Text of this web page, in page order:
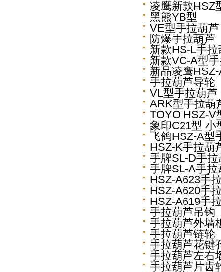
凌鹰新款HSZ
黑熊YB型
VE型手拉葫芦
防爆手拉葫芦
新款HS-L手拉
新款VC-A型
新品凌鹰
手拉葫芦导轮
VL型手拉葫芦
ARK型手拉葫
TOYO HSZ-V
象印C21型 小
飞鸽HSZ-A型
HSZ-K手拉葫
手牌SL-D手拉
手牌SL-A手拉
HSZ-A623手
HSZ-A620手
HSZ-A619手
手拉葫芦吊钩
手拉葫芦外墙
手拉葫芦链轮
手拉葫芦花键
手拉葫芦左右
手拉葫芦片齿